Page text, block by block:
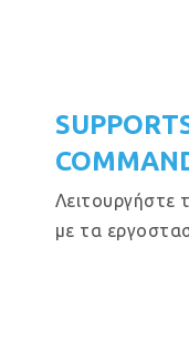
Λειτουργήστε
με τα